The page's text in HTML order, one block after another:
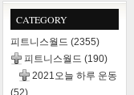
CATEGORY
피트니스월드 (2355)
피트니스월드 (190)
2021오늘 하루 운동
(52)